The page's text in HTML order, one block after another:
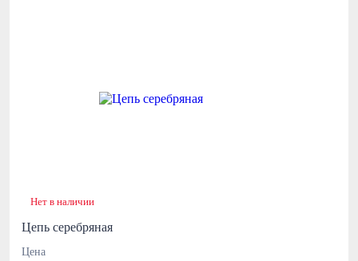
Нет в наличии
Цепь серебряная
Цена